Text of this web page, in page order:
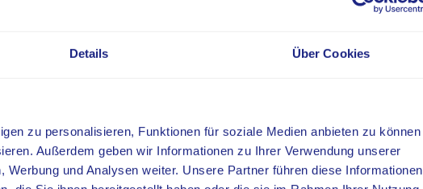
Details Über Cookies
zu personalisieren, Funktionen für soziale Medien anbieten zu können
Außerdem geben wir Informationen zu Ihrer Verwendung unserer
und Analysen weiter. Unsere Partner führen diese Informationen